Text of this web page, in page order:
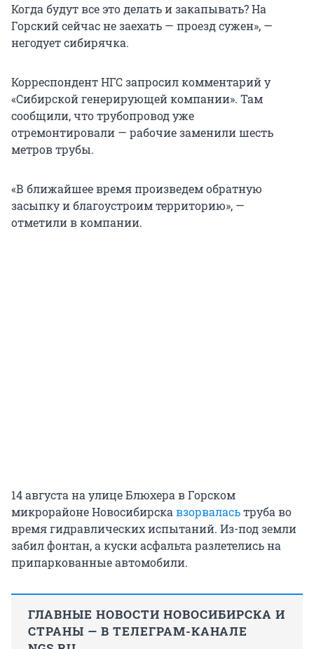
Когда будут все это делать и закапывать? На
Горский сейчас не заехать — проезд сужен», —
негодует сибирячка.
Корреспондент НГС запросил комментарий у
«Сибирской генерирующей компании». Там
сообщили, что трубопровод уже
отремонтировали — рабочие заменили шесть
метров трубы.
«В ближайшее время произведем обратную
засыпку и благоустроим территорию», —
отметили в компании.
14 августа на улице Блюхера в Горском
микрорайоне Новосибирскавзорваласьтруба во
время гидравлических испытаний. Из-под земли
забил фонтан, а куски асфальта разлетелись на
припаркованные автомобили.
ГЛАВНЫЕ НОВОСТИ НОВОСИБИРСКА И
СТРАНЫ — В ТЕЛЕГРАМ-КАНАЛЕ